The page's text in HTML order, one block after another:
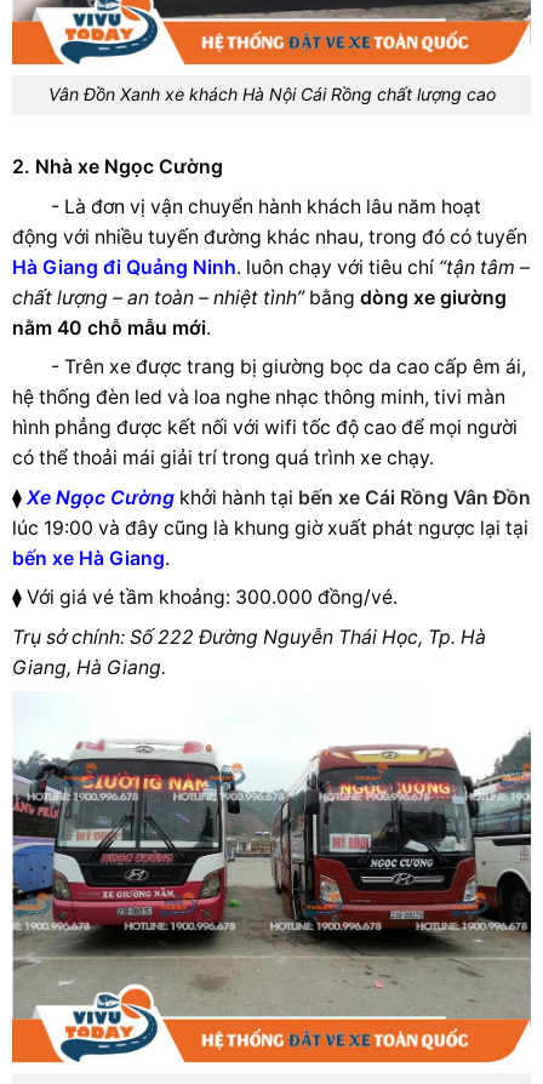
Vân Đồn Xanh xe khách Hà Nội Cái Rồng chất lượng cao
2. Nhà xe Ngọc Cường
- Là đơn vị vận chuyển hành khách lâu năm hoạt
động với nhiều tuyến đường khác nhau, trong đó có tuyến
Hà Giang đi Quảng Ninh. luôn chạy với tiêu chí “tận tâm –
chất lượng – an toàn – nhiệt tình”bằng dòng xe giường
nằm 40 chỗ mẫu mới.
- Trên xe được trang bị giường bọc da cao cấp êm ái,
hệ thống đèn led và loa nghe nhạc thông minh, tivi màn
hình phẳng được kết nối với wifi tốc độ cao để mọi người
có thể thoải mái giải trí trong quá trình xe chạy.
⧫ Xe Ngọc Cường khởi hành tại bến xe Cái Rồng Vân Đồn
lúc 19:00 và đây cũng là khung giờ xuất phát ngược lại tại
bến xe Hà Giang.
⧫ Với giá vé tầm khoảng: 300.000 đồng/vé.
Trụ sở chính: Số 222 Đường Nguyễn Thái Học, Tp. Hà
Giang, Hà Giang.